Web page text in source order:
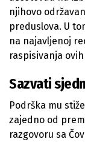
njihovo
preduslova. U
na najavljenoj
raspisivanja
Sazvati
Podrška mu
zajedno od
razgovoru sa